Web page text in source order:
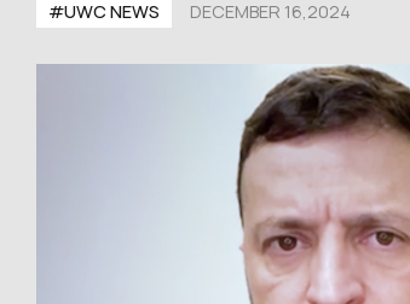
#UWС NEWS DECEMBER 16,2024